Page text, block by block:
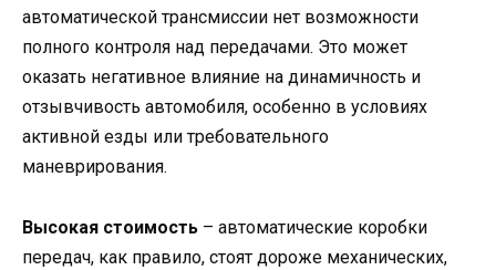
автоматической трансмиссии нет возможности
полного контроля над передачами. Это может
оказать негативное влияние на динамичность и
отзывчивость автомобиля, особенно в условиях
активной езды или требовательного
маневрирования.
Высокая стоимость – автоматические коробки
передач, как правило, стоят дороже механических,